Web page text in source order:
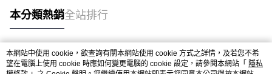
本分類熱銷全站排行
熱門標籤
本網站中使用 cookie，欲查詢有關本網站使用 cookie 方式之詳情，及若您不希
望在電腦上使用 cookie 時應如何變更電腦的 cookie 設定，請參閱本網站「 隱私